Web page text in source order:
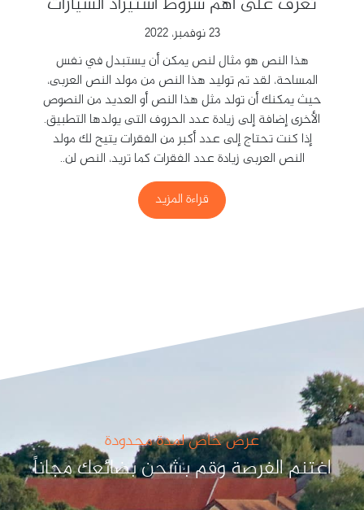
23 نوفمبر، 2022
هذا النص هو مثال لنص يمكن أن يستبدل في نفس
المساحة، لقد تم توليد هذا النص من مولد النص العربى،
حيث يمكنك أن تولد مثل هذا النص أو العديد من النصوص
الأخرى إضافة إلى زيادة عدد الحروف التى يولدها التطبيق.
إذا كنت تحتاج إلى عدد أكبر من الفقرات يتيح لك مولد
النص العربى زيادة عدد الفقرات كما تريد، النص لن..
قراءة المزيد
عرض خاص لمدة محدودة
اغتنم الفرصة وقم بشحن بضائعك مجاناً